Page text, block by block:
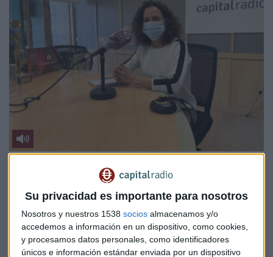
Su privacidad es importante para nosotros
Nosotros y nuestros 1538 socios almacenamos y/o
accedemos a información en un dispositivo, como cookies,
y procesamos datos personales, como identificadores
únicos e información estándar enviada por un dispositivo
El reto de conseguir la sostenibilidad en nuestros
mares
Natalia Cristóbal